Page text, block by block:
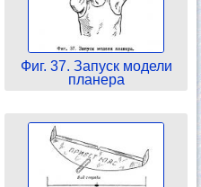
Фиг. 37. Запуск модели
планера